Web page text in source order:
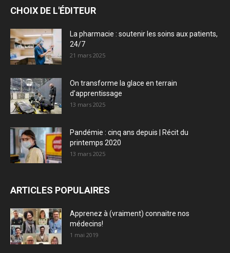
CHOIX DE L'ÉDITEUR
La pharmacie : soutenir les soins aux patients,
24/7
21 mars 2025
On transforme la glace en terrain
d’apprentissage
13 mars 2025
Pandémie : cinq ans depuis | Récit du
printemps 2020
13 mars 2025
ARTICLES POPULAIRES
Apprenez à (vraiment) connaitre nos
médecins!
1 mai 2019